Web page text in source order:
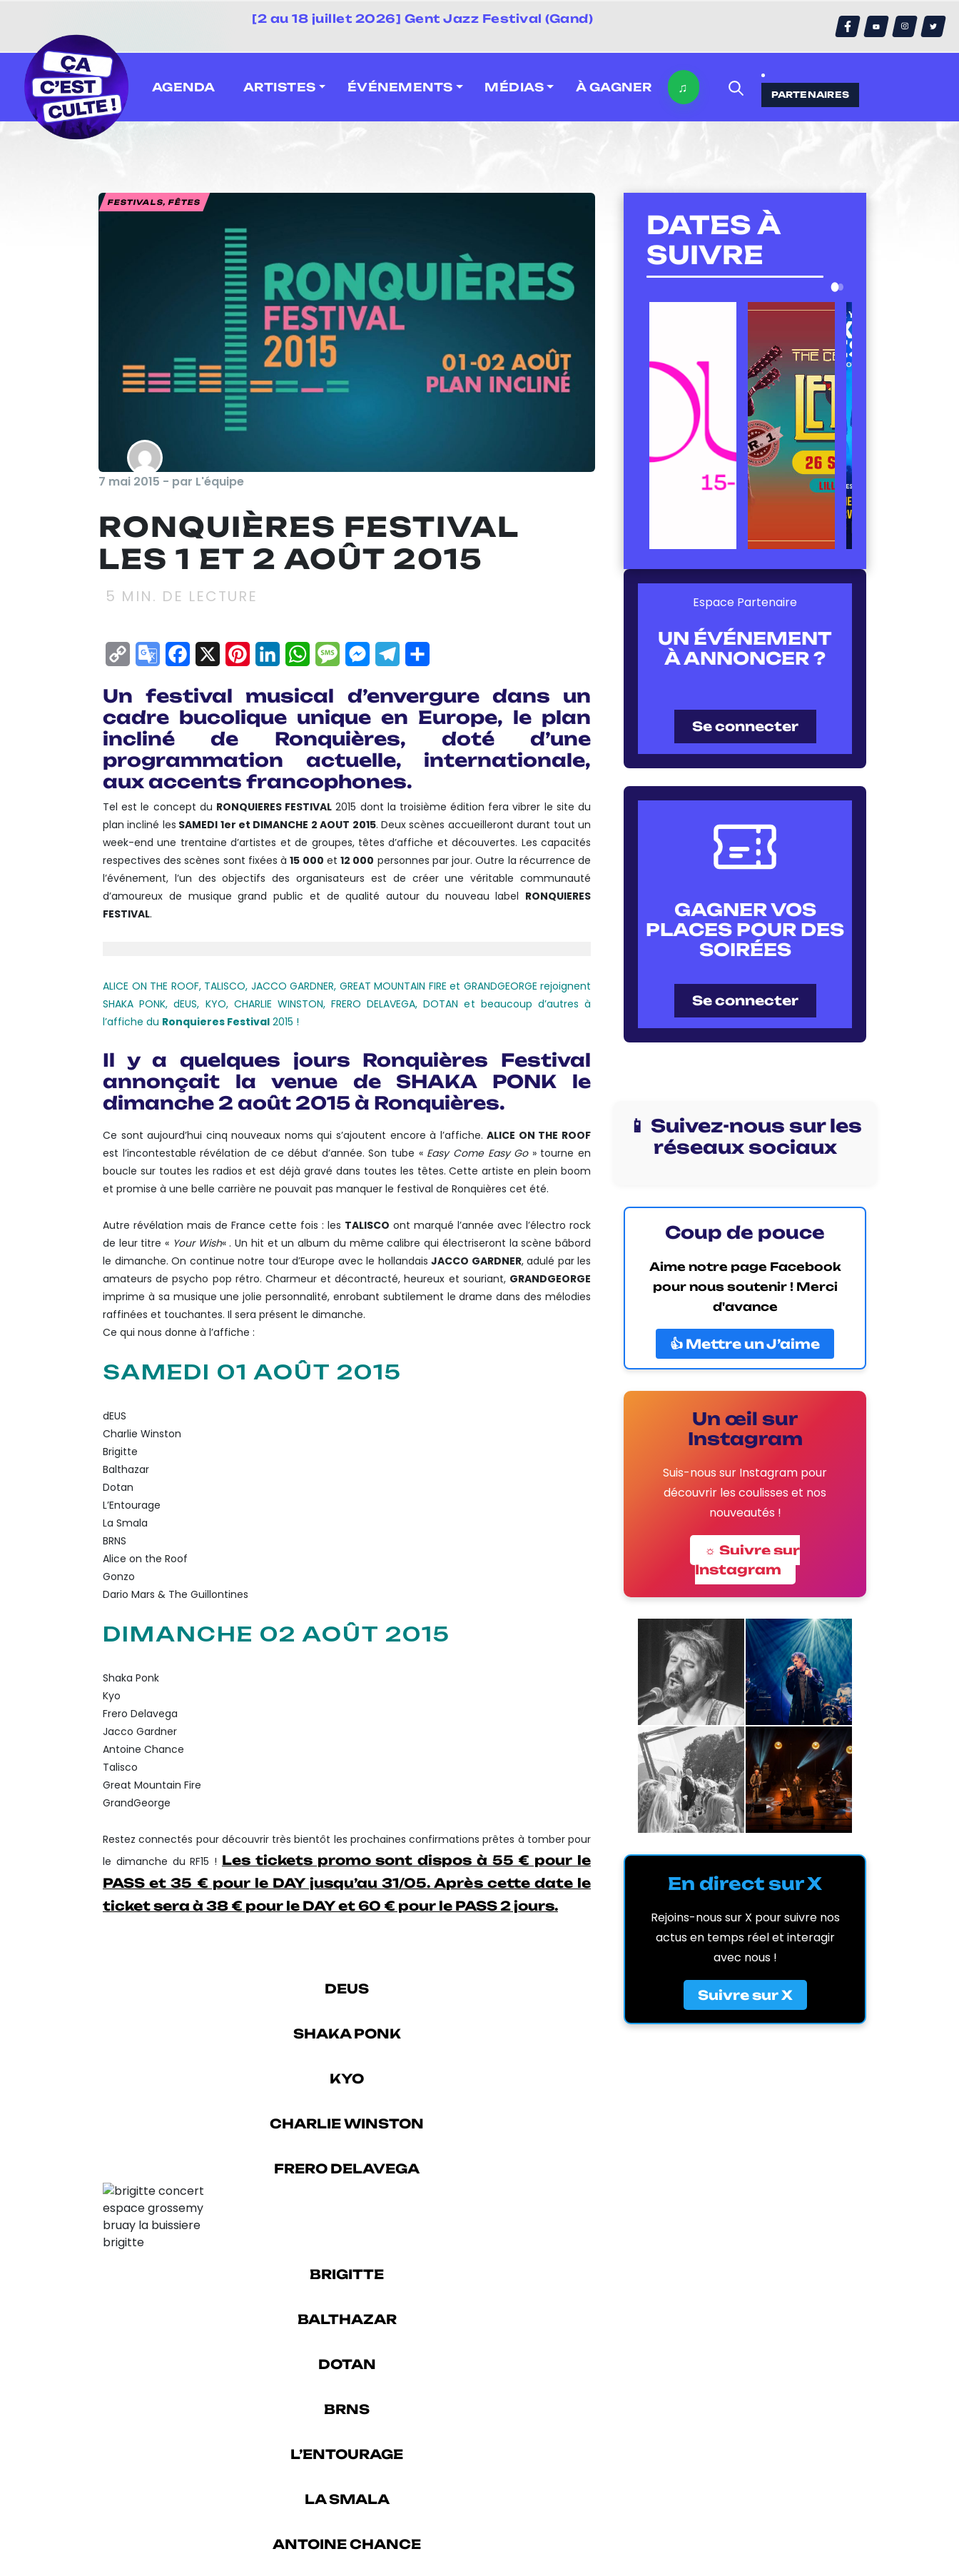
[2 au 18 juillet 2026] Gent Jazz Festival (Gand)
AGENDA ARTISTES ÉVÉNEMENTS MÉDIAS À GAGNER ♫ PARTENAIRES
FESTIVALS, FÊTES
7 mai 2015 - par L'équipe
RONQUIÈRES FESTIVAL
LES 1 ET 2 AOÛT 2015
5 MIN. DE LECTURE
Copy GoogleFacebook
X Pinterest
LinkedInWhatsApp
MessageMessenger
Telegram
Un festival musical d’envergure dans un
cadre bucolique unique en Europe, le plan
incliné de Ronquières, doté d’une
programmation actuelle, internationale,
aux accents francophones.
Tel est le concept du RONQUIERES FESTIVAL 2015 dont la troisième édition fera vibrer le site du
plan incliné les SAMEDI 1er et DIMANCHE 2 AOUT 2015. Deux scènes accueilleront durant tout un
week-end une trentaine d’artistes et de groupes, têtes d’affiche et découvertes. Les capacités
respectives des scènes sont fixées à15 000 et12 000 personnes par jour. Outre la récurrence de
l’événement, l’un des objectifs des organisateurs est de créer une véritable communauté
d’amoureux de musique grand public et de qualité autour du nouveau label RONQUIERES
FESTIVAL.
ALICE ON THE ROOF, TALISCO, JACCO GARDNER, GREAT MOUNTAIN FIRE et GRANDGEORGE rejoignent
SHAKA PONK, dEUS, KYO, CHARLIE WINSTON, FRERO DELAVEGA, DOTAN et beaucoup d’autres à
l’affiche du Ronquieres Festival 2015 !
Il y a quelques jours Ronquières Festival
annonçait la venue de SHAKA PONK le
dimanche 2 août 2015 à Ronquières.
Ce sont aujourd’hui cinq nouveaux noms qui s’ajoutent encore à l’affiche.ALICE ON THE ROOF
est l’incontestable révélation de ce début d’année. Son tube « Easy Come Easy Go» tourne en
boucle sur toutes les radios et est déjà gravé dans toutes les têtes. Cette artiste en plein boom
et promise à une belle carrière ne pouvait pas manquer le festival de Ronquières cet été.
Autre révélation mais de France cette fois : les TALISCO ont marqué l’année avec l’électro rock
de leur titre « Your Wish« . Un hit et un album du même calibre qui électriseront la scène bâbord
le dimanche. On continue notre tour d’Europe avec le hollandais JACCO GARDNER, adulé par les
amateurs de psycho pop rétro. Charmeur et décontracté, heureux et souriant, GRANDGEORGE
imprime à sa musique une jolie personnalité, enrobant subtilement le drame dans des mélodies
raffinées et touchantes. Il sera présent le dimanche.
Ce qui nous donne à l’affiche :
SAMEDI 01 AOÛT 2015
dEUS
Charlie Winston
Brigitte
Balthazar
Dotan
L’Entourage
La Smala
BRNS
Alice on the Roof
Gonzo
Dario Mars & The Guillontines
DIMANCHE 02 AOÛT 2015
Shaka Ponk
Kyo
Frero Delavega
Jacco Gardner
Antoine Chance
Talisco
Great Mountain Fire
GrandGeorge
Restez connectés pour découvrir très bientôt les prochaines confirmations prêtes à tomber pour
le dimanche du RF15 ! Les tickets promo sont dispos à 55 € pour le
PASS et 35 € pour le DAY jusqu’au 31/05. Après cette date le
ticket sera à 38 € pour le DAY et 60 € pour le PASS 2 jours.
DEUS
SHAKA PONK
KYO
CHARLIE WINSTON
FRERO DELAVEGA
brigitte
BRIGITTE
BALTHAZAR
DOTAN
BRNS
L’ENTOURAGE
LA SMALA
ANTOINE CHANCE
DATES À
SUIVRE
Espace Partenaire
UN ÉVÉNEMENT
À ANNONCER ?
Se connecter
GAGNER VOS
PLACES POUR DES
SOIRÉES
Se connecter
📱 Suivez-nous sur les
réseaux sociaux
Coup de pouce
Aime notre page Facebook
pour nous soutenir ! Merci
d'avance
👍 Mettre un J’aime
Un œil sur
Instagram
Suis-nous sur Instagram pour
découvrir les coulisses et nos
nouveautés !
☼ Suivre sur
Instagram
En direct sur X
Rejoins-nous sur X pour suivre nos
actus en temps réel et interagir
avec nous !
Suivre sur X